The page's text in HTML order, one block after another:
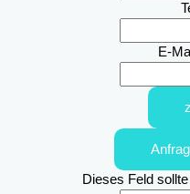
E-
Dieses Feld